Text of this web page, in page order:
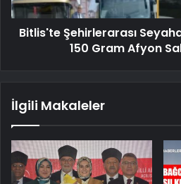
Bitlis'te Şehirlerarası
150 Gram Afyon
İlgili Makaleler